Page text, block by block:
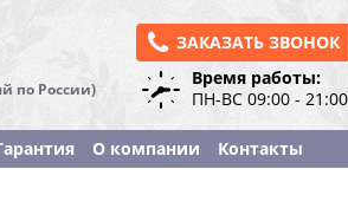
по России)
ЗАКАЗАТЬ ЗВОНОК
Время работы:
ПН-ВС 09:00 - 21:00
О компании Контакты